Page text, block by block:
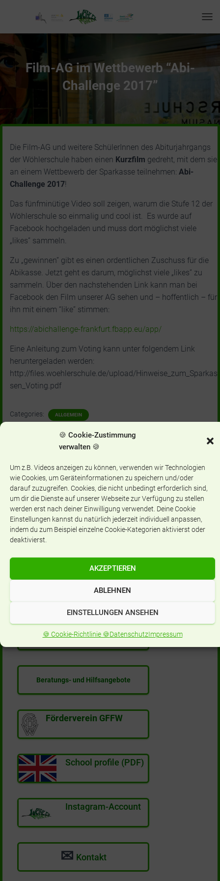
🍪 Cookie-Zustimmung
verwalten 🍪
Um z.B. Videos anzeigen zu können, verwenden wir Technologien
wie Cookies, um Geräteinformationen zu speichern und/oder
darauf zuzugreifen. Cookies, die nicht unbedingt erforderlich sind,
um dir die Dienste auf unserer Webseite zur Verfügung zu stellen
werden erst nach deiner Einwilligung verwendet. Deine Cookie
Einstellungen kannst du natürlich jederzeit individuell anpassen,
indem du zum Beispiel einzelne Cookie-Kategorien aktivierst oder
deaktivierst.
AKZEPTIEREN
ABLEHNEN
EINSTELLUNGEN ANSEHEN
🍪 Cookie-Richtlinie 🍪DatenschutzImpressum
O
A
I
N
Film-AG im Wettbewerb “Abi-
Challenge 2017”
Die Film-AG und weitere SchülerInnen des Abiturjahrgangs
der Wöhlerschule haben einen Kurzfilm gedreht, mit dem sie
an einem Wettbewerb der Sparkasse teilnehmen: Abi-
Challenge 2017!
Das fünfminütige Video soll zeigen, warum die Stufe 12 der
Wöhlerschule so einmalig und cool ist. Es wurde auf
Facebook hochgeladen und muss dort möglichst viele
„likes” sammeln.
Zu „gewinnen” gibt es einen ordentlichen Zuschuss für die
Abikasse. Jetzt geht es darum, möglichst viele „likes” zu
sammeln. Über den nachstehenden Link kann man bei
Facebook den Film unserer AG sehen und – hoffentlich – für
ihn mit einem “like” stimmen:
https://abichallenge-frankfurt.fbapp.eu/app/
Eine Anleitung zum Voting kann unter folgendem Link
heruntergeladen werden:
http://files.woehlerschule.de/upload/Hinweise_zum_Sparkas
sen_Voting.pdf
Categories: ALLGEMEIN
Aktuelles
t
u
e
l
s
Eltern FAQ -
Film: Anmeldung zum Mittagessen
Beratungs- und Hilfsangebote
Förderverein GFFW
School profile (PDF)
Instagram-Account
✉ Kontakt